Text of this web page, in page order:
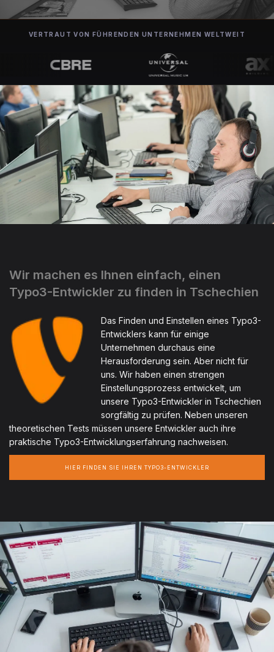
VERTRAUT VON FÜHRENDEN UNTERNEHMEN WELTWEIT
Wir machen es Ihnen einfach, einen
Typo3-Entwickler zu finden in Tschechien
Das Finden und Einstellen eines Typo3-
Entwicklers kann für einige
Unternehmen durchaus eine
Herausforderung sein. Aber nicht für
uns. Wir haben einen strengen
Einstellungsprozess entwickelt, um
unsere Typo3-Entwickler in Tschechien
sorgfältig zu prüfen. Neben unseren
theoretischen Tests müssen unsere Entwickler auch ihre
praktische Typo3-Entwicklungserfahrung nachweisen.
HIER FINDEN SIE IHREN TYPO3-ENTWICKLER